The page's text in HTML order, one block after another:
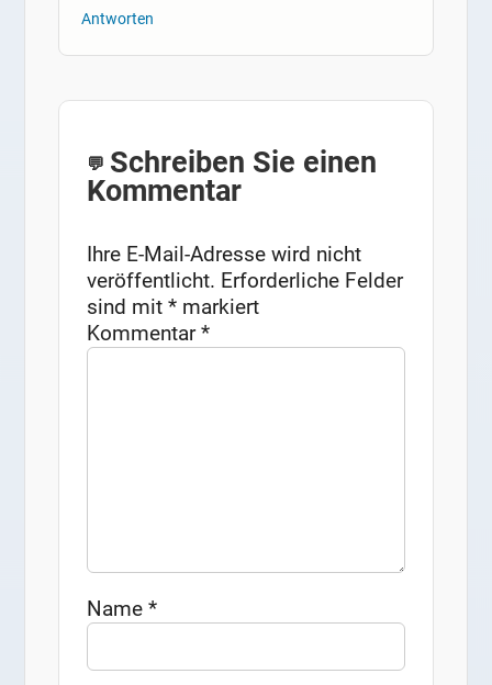
Antworten
Schreiben Sie einen
Kommentar
Ihre E-Mail-Adresse wird nicht
veröffentlicht. Erforderliche Felder
sind mit* markiert
Kommentar*
Name*